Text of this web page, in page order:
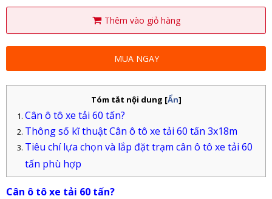
Thêm vào giỏ hàng
MUA NGAY
Tóm tắt nội dung [Ẩn]
Cân ô tô xe tải 60 tấn?
Thông số kĩ thuật Cân ô tô xe tải 60 tấn 3x18m
Tiêu chí lựa chọn và lắp đặt trạm cân ô tô xe tải 60
tấn phù hợp
Cân ô tô xe tải 60 tấn?